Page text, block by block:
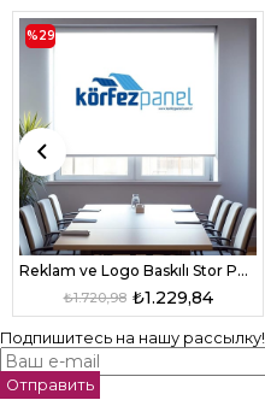
Reklam ve Logo Baskılı Stor Perde
₺1.229,84
₺1.720,98
%29
Подпишитесь на нашу рассылку!
Отправить